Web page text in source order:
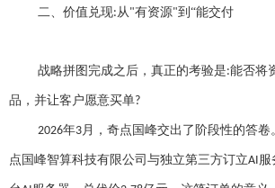
二、 价值兑现:从"有资源"到“能交付
战略拼图完成之后，真正的考验是:能否将
品，并让客户愿意买单?
2026年3月，奇点国峰交出了阶段性的答
点国峰智算科技有限公司与独立第三方订立AI服